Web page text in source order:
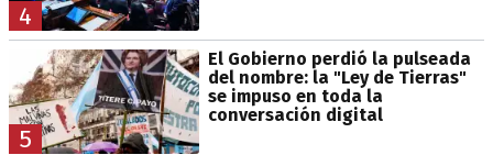
4
5
El Gobierno perdió la pulseada
del nombre: la "Ley de Tierras"
se impuso en toda la
conversación digital